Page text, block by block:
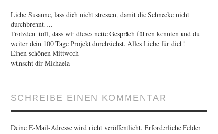
Liebe Susanne, lass dich nicht stressen, damit die Schnecke nicht
durchbrennt….
Trotzdem toll, dass wir dieses nette Gespräch führen konnten und du
weiter dein 100 Tage Projekt durchziehst. Alles Liebe für dich!
Einen schönen Mittwoch
wünscht dir Michaela
SCHREIBE EINEN KOMMENTAR
Deine E-Mail-Adresse wird nicht veröffentlicht. Erforderliche Felder